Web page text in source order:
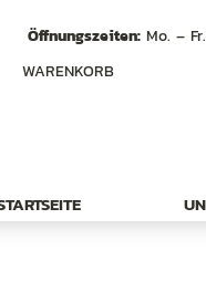
Öffnungszeiten:Mo. –
WARENKORB